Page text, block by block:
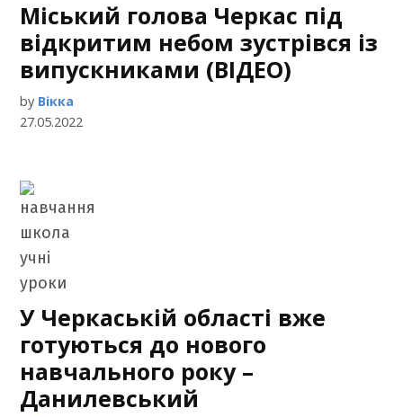
Міський голова Черкас під
відкритим небом зустрівся із
випускниками (ВІДЕО)
by Вікка
27.05.2022
У Черкаській області вже
готуються до нового
навчального року –
Данилевський